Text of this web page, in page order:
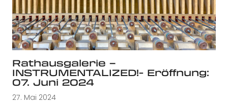
Rathausgalerie –
INSTRUMENTALIZED!- Eröffnung:
07. Juni 2024
27. Mai 2024